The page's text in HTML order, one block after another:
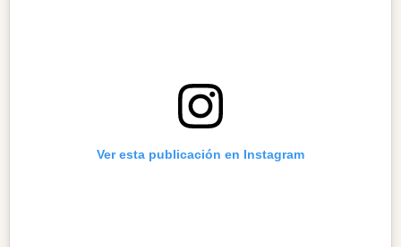
Ver esta publicación en Instagram